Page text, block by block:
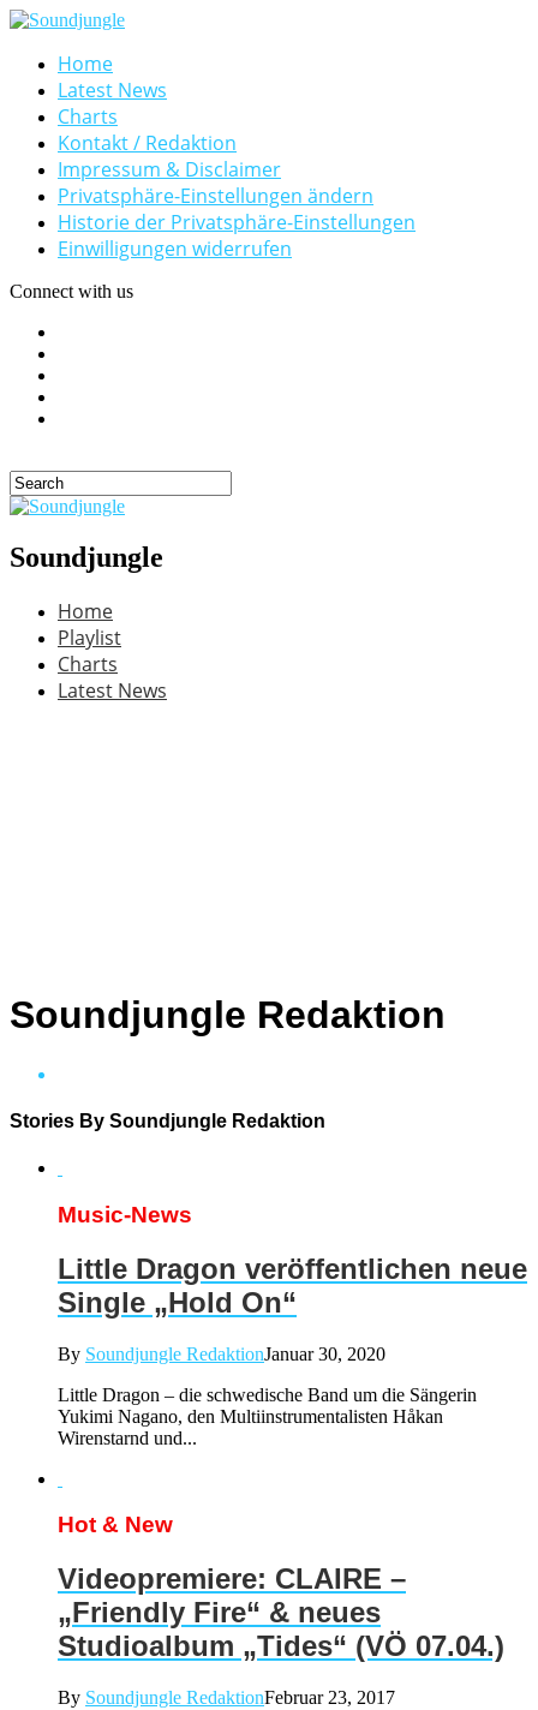
Home
Latest News
Charts
Kontakt / Redaktion
Impressum & Disclaimer
Privatsphäre-Einstellungen ändern
Historie der Privatsphäre-Einstellungen
Einwilligungen widerrufen
Connect with us
Soundjungle
Home
Playlist
Charts
Latest News
Soundjungle Redaktion
Stories By Soundjungle Redaktion
Music-News
Little Dragon veröffentlichen neue
Single „Hold On“
By Soundjungle RedaktionJanuar 30, 2020
Little Dragon – die schwedische Band um die Sängerin
Yukimi Nagano, den Multiinstrumentalisten Håkan
Wirenstarnd und...
Hot & New
Videopremiere: CLAIRE –
„Friendly Fire“ & neues
Studioalbum „Tides“ (VÖ 07.04.)
By Soundjungle RedaktionFebruar 23, 2017